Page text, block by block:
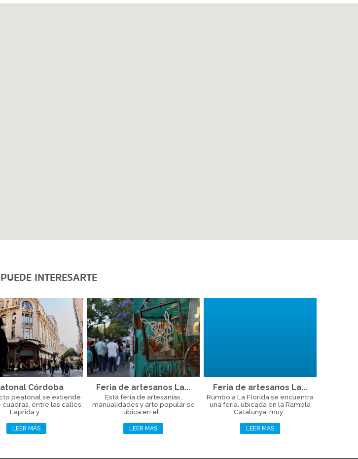
INTERESARTE
Córdoba
peatonal se extiende
cuadras, entre las calles
Laprida y...
LEER MÁS
Feria de artesanos La...
Esta feria de artesanías,
manualidades y arte popular se
ubica en el...
LEER MÁS
Feria de artesanos La...
Rumbo a La Florida se encuentra
una feria, ubicada en la Rambla
Catalunya, muy...
LEER MÁS